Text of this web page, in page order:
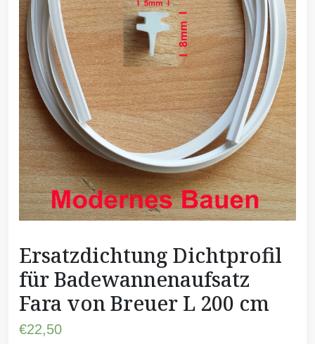
Ersatzdichtung Dichtprofil
für Badewannenaufsatz
Fara von Breuer L 200 cm
€22,50